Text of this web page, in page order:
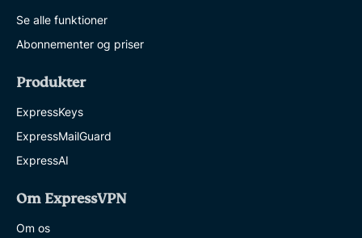
Se alle funktioner
Abonnementer og priser
Produkter
ExpressKeys
ExpressMailGuard
ExpressAI
Om ExpressVPN
Om os